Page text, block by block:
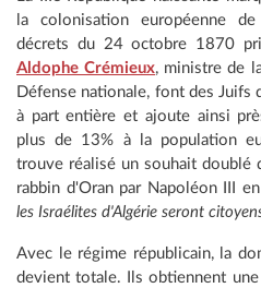
la colonisation européenne
décrets du 24 octobre 1870
Aldophe Crémieux, ministre de
Défense nationale, font des Juifs
à part entière et ajoute ainsi
plus de 13% à la population
trouve réalisé un souhait doublé
rabbin d'Oran par Napoléon III
les Israélites d'Algérie seront
Avec le régime républicain, la
devient totale. Ils obtiennent